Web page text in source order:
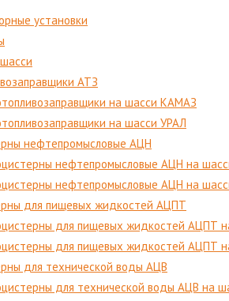
установки
АТЗ
на шасси КАМАЗ
на шасси УРАЛ
нефтепромысловые АЦН
нефтепромысловые АЦН на
нефтепромысловые АЦН на
для пищевых жидкостей АЦПТ
для пищевых жидкостей АЦПТ
для пищевых жидкостей АЦПТ
для технической воды АЦВ
для технической воды АЦВ на